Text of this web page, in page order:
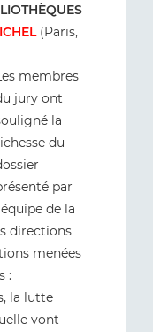
(Paris,
membres
jury ont
la
du
par
de la
directions
menées
:
la lutte
vont